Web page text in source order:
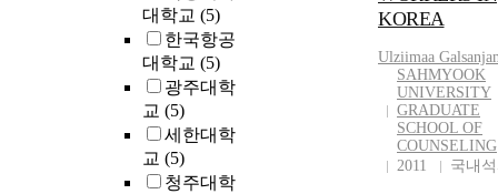
대학교 (5)
한국항공
대학교 (5)
광주대학
교 (5)
세한대학
교 (5)
청주대학
KOREA
Ulziimaa
SAHMYOOK
UNIVERSITY
GRADUATE
SCHOOL OF
COUNSELING
2011
국내